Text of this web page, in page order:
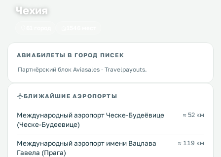
Чехия
АВИАБИЛЕТЫ В ГОРОД ПИСЕК
Партнёрский блок Aviasales · Travelpayouts.
БЛИЖАЙШИЕ АЭРОПОРТЫ
Международный аэропорт Ческе-Будеёвице
(Ческе-Будеевице)
≈ 52 км
Международный аэропорт имени Вацлава
Гавела (Прага)
≈ 119 км